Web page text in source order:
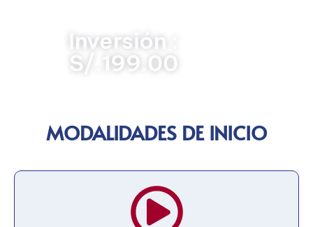
Inversión :
S/.199.00
MODALIDADES DE INICIO